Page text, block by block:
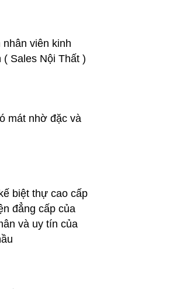
nhân viên kinh
( Sales Nội Thất )
mát nhờ đặc và
biệt thự cao cấp
đẳng cấp của
và uy tín của